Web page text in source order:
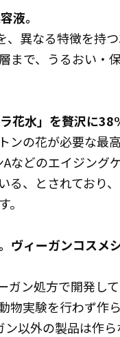
液。
、異なる特徴を持
まで、うるおい・
花水」を贅沢に
ンの花が必要な最
などのエイジング
る、とされており
ヴィーガンコスメ
ン処方で開発して
物実験を行わず作
以外の製品は作ら